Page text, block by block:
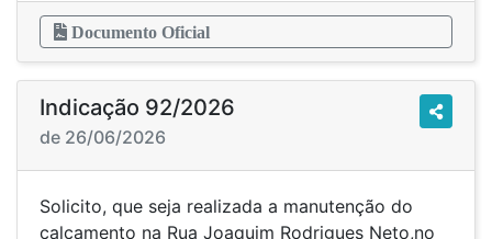
Documento Oficial
Indicação 92/2026
de 26/06/2026
Solicito, que seja realizada a manutenção do
calçamento na Rua Joaquim Rodrigues Neto,no